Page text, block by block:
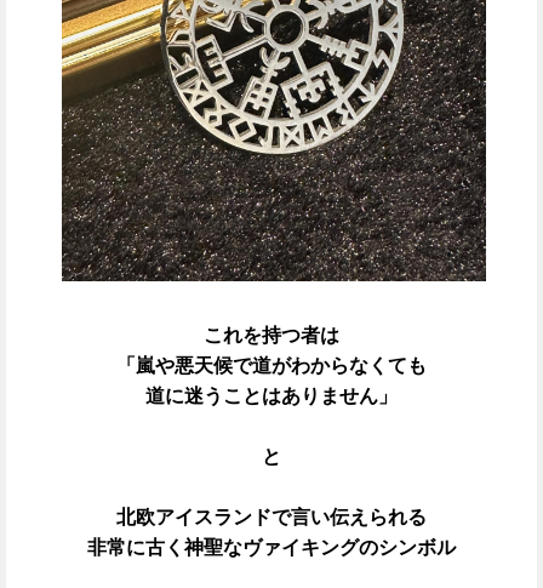
これを持つ者は
「嵐や悪天候で道がわからなくても
道に迷うことはありません」
と
北欧アイスランドで言い伝えられる
非常に古く神聖なヴァイキングのシンボル